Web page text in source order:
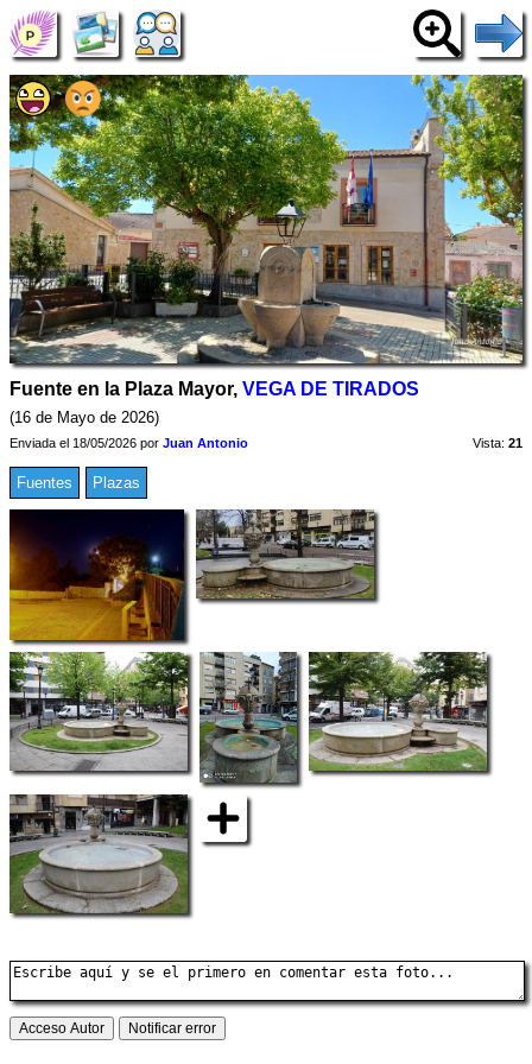
Fuente en la Plaza Mayor, VEGA DE TIRADOS
(16 de Mayo de 2026)
Enviada el 18/05/2026 por Juan Antonio Vista: 21
Fuentes Plazas